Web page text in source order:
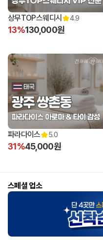
상무TOP스웨디시 4.9
13%130,000원
파라다이스 5.0
31%45,000원
스페셜 업소